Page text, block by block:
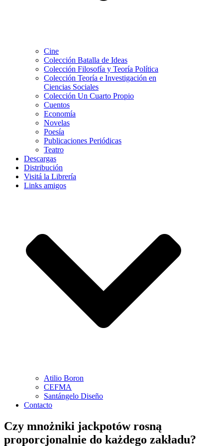
Cine
Colección Batalla de Ideas
Colección Filosofía y Teoría Política
Colección Teoría e Investigación en
Ciencias Sociales
Colección Un Cuarto Propio
Cuentos
Economía
Novelas
Poesía
Publicaciones Periódicas
Teatro
Descargas
Distribución
Visitá la Librería
Links amigos
Atilio Boron
CEFMA
Santángelo Diseño
Contacto
Czy mnożniki jackpotów rosną
proporcjonalnie do każdego zakładu?